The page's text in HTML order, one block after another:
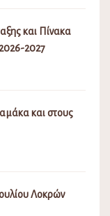
και Πίνακα
2027
και στους
Λοκρών